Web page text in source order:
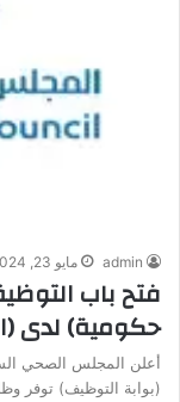
admin مايو 23, 2024
فتح باب
حكومية) لدى
أعلن المجلس الصحي
(بوابة التوظيف) توفر